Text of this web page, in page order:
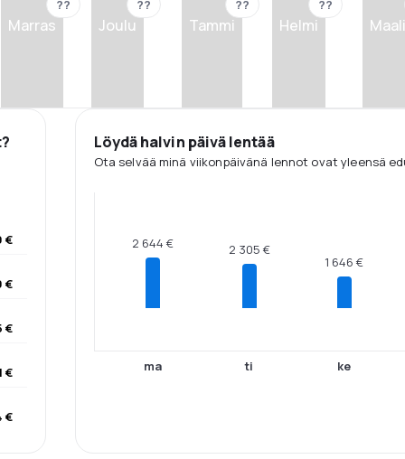
Marras
??
Joulu
??
Tammi
??
Helmi
??
€
€
€
€
€
Löydä halvin päivä lentää
Ota selvää minä viikonpäivänä lennot ovat yleensä
2 644 €
ma
2 305 €
ti
1 646 €
ke